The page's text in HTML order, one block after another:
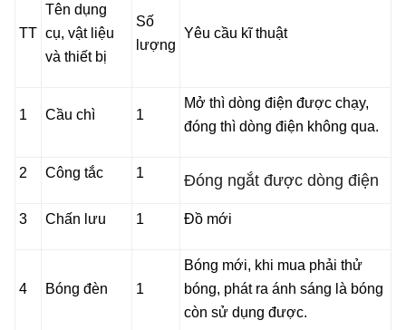
TT
Tên dụng
cụ, vật liệu
và thiết bị
Số
lượng
Yêu cầu kĩ thuật
1 Cầu chì 1
Mở thì dòng điện được chạy,
đóng thì dòng điện không qua.
2 Công tắc 1 Đóng ngắt được dòng điện
3 Chấn lưu 1 Đồ mới
4 Bóng đèn 1
Bóng mới, khi mua phải thử
bóng, phát ra ánh sáng là bóng
còn sử dụng được.